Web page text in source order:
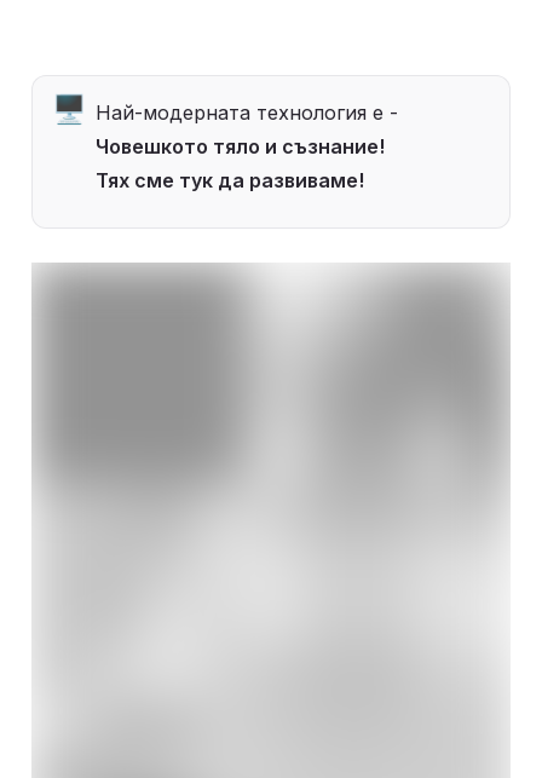
🖥️
Човешкото тяло и съзнание!
Тях сме тук да развиваме!